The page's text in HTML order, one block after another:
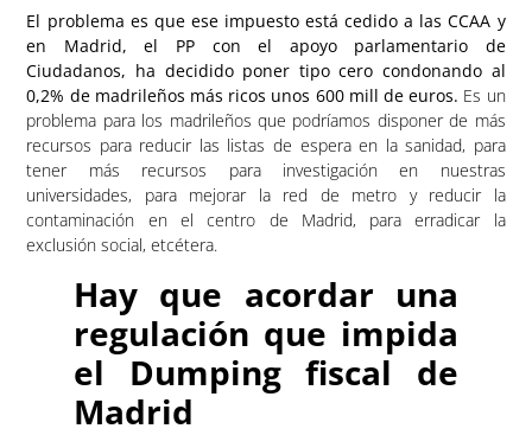
El problema es que ese impuesto está cedido a las CCAA y
en Madrid, el PP con el apoyo parlamentario de
Ciudadanos, ha decidido poner tipo cero condonando al
0,2% de madrileños más ricos unos 600 mill de euros. Es un
problema para los madrileños que podríamos disponer de más
recursos para reducir las listas de espera en la sanidad, para
tener más recursos para investigación en nuestras
universidades, para mejorar la red de metro y reducir la
contaminación en el centro de Madrid, para erradicar la
exclusión social, etcétera.
Hay que acordar una
regulación que impida
el Dumping fiscal de
Madrid